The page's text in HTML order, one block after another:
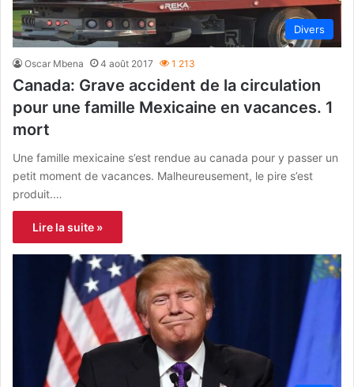
Divers
Oscar Mbena 4 août 2017 1 213
Canada: Grave accident de la circulation
pour une famille Mexicaine en vacances. 1
mort
Une famille mexicaine s’est rendue au canada pour y passer un
petit moment de vacances. Malheureusement, le pire s’est
produit.…
Lire la suite »